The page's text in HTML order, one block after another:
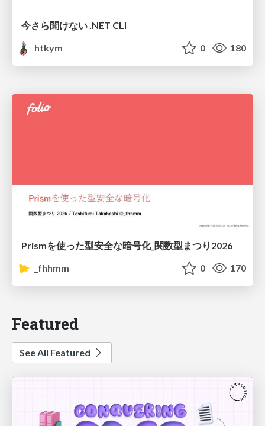
今さら聞けない .NET CLI
htkym
0 180
Prismを使った型安全な暗号化_関数型まつり2026
_fhhmm
0 170
Featured
See All Featured